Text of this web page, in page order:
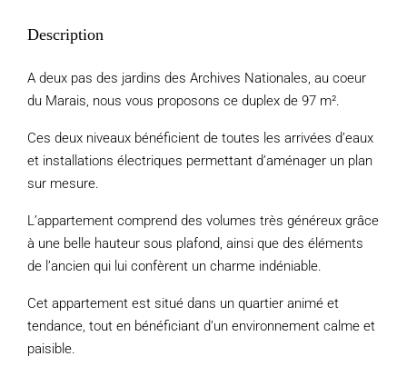
Description
A deux pas des jardins des Archives Nationales, au coeur
du Marais, nous vous proposons ce duplex de 97 m².
Ces deux niveaux bénéficient de toutes les arrivées d’eaux
et installations électriques permettant d’aménager un plan
sur mesure.
L’appartement comprend des volumes très généreux grâce
à une belle hauteur sous plafond, ainsi que des éléments
de l’ancien qui lui confèrent un charme indéniable.
Cet appartement est situé dans un quartier animé et
tendance, tout en bénéficiant d’un environnement calme et
paisible.